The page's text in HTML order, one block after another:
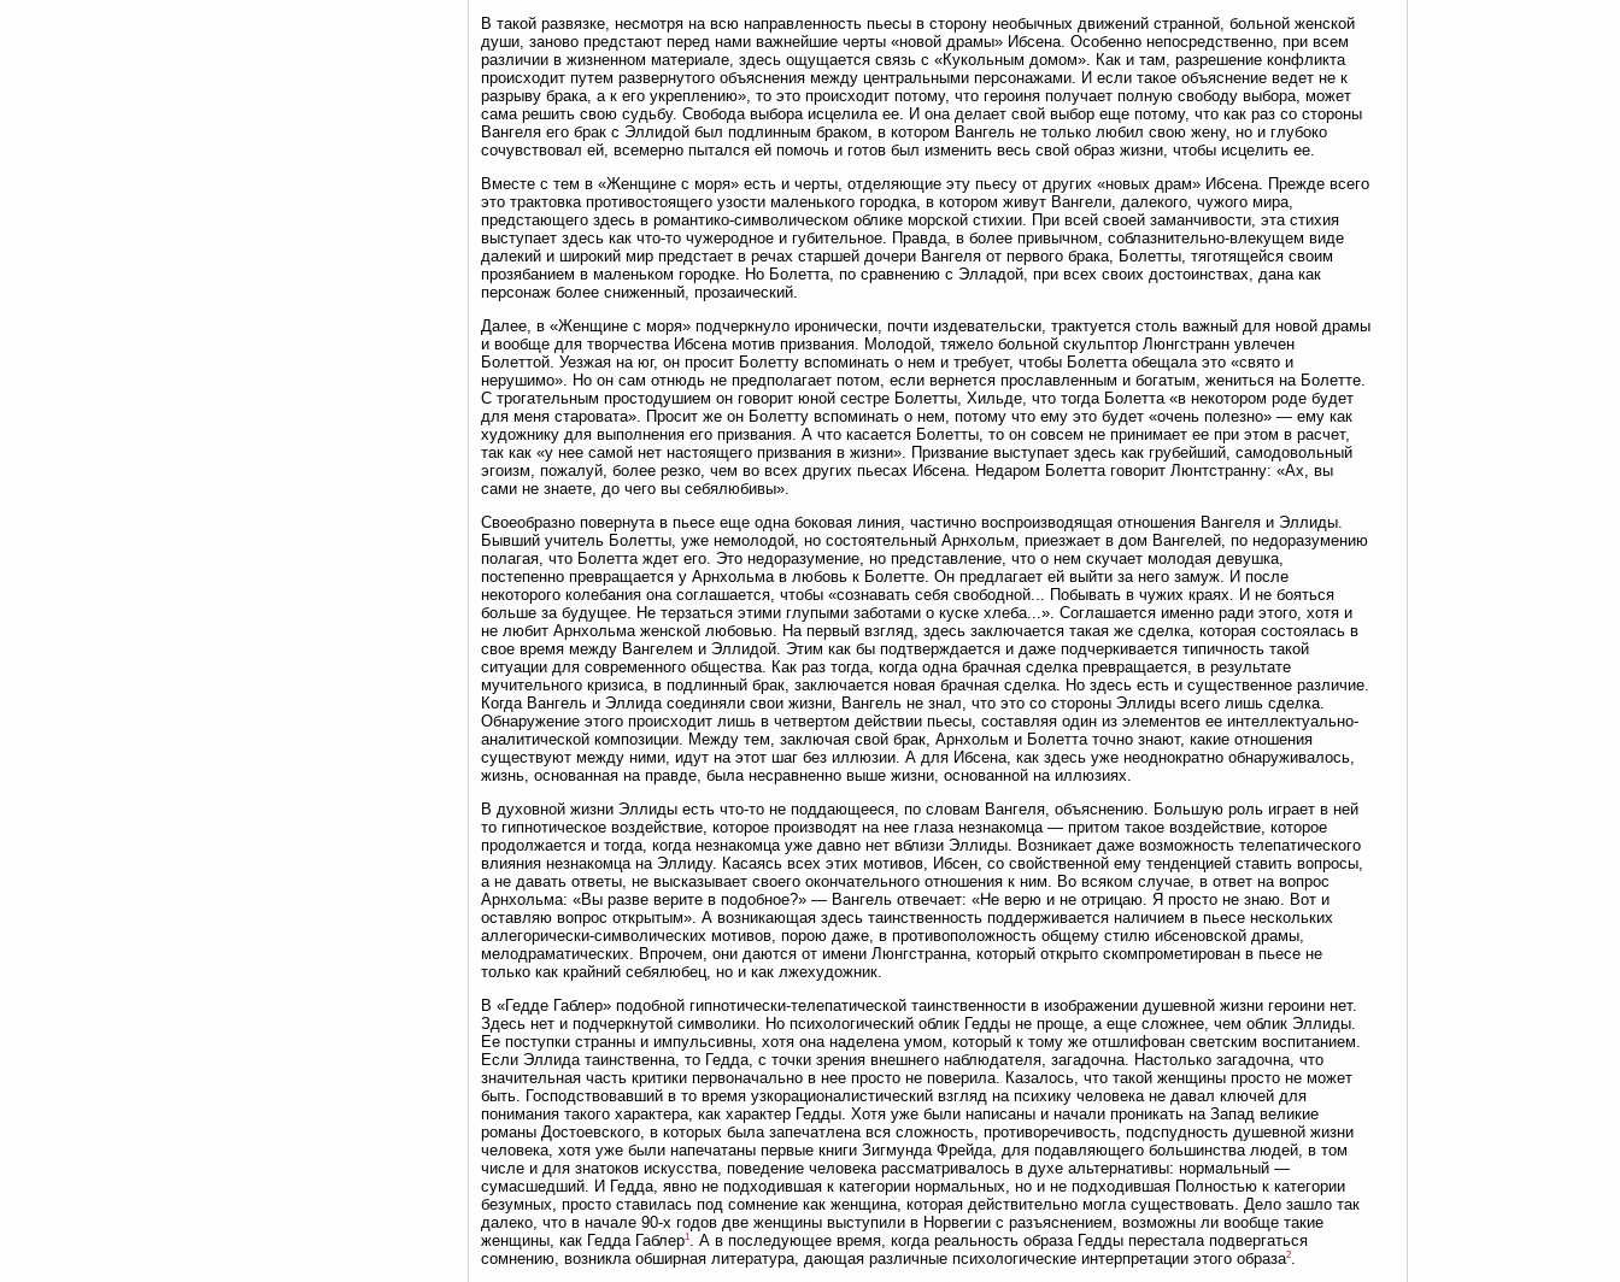
В такой развязке, несмотря на всю направленность пьесы в сторону необычных движений странной, больной женской
души, заново предстают перед нами важнейшие черты «новой драмы» Ибсена. Особенно непосредственно, при всем
различии в жизненном материале, здесь ощущается связь с «Кукольным домом». Как и там, разрешение конфликта
происходит путем развернутого объяснения между центральными персонажами. И если такое объяснение ведет не к
разрыву брака, а к его укреплению», то это происходит потому, что героиня получает полную свободу выбора, может
сама решить свою судьбу. Свобода выбора исцелила ее. И она делает свой выбор еще потому, что как раз со стороны
Вангеля его брак с Эллидой был подлинным браком, в котором Вангель не только любил свою жену, но и глубоко
сочувствовал ей, всемерно пытался ей помочь и готов был изменить весь свой образ жизни, чтобы исцелить ее.
Вместе с тем в «Женщине с моря» есть и черты, отделяющие эту пьесу от других «новых драм» Ибсена. Прежде всего
это трактовка противостоящего узости маленького городка, в котором живут Вангели, далекого, чужого мира,
предстающего здесь в романтико-символическом облике морской стихии. При всей своей заманчивости, эта стихия
выступает здесь как что-то чужеродное и губительное. Правда, в более привычном, соблазнительно-влекущем виде
далекий и широкий мир предстает в речах старшей дочери Вангеля от первого брака, Болетты, тяготящейся своим
прозябанием в маленьком городке. Но Болетта, по сравнению с Элладой, при всех своих достоинствах, дана как
персонаж более сниженный, прозаический.
Далее, в «Женщине с моря» подчеркнуло иронически, почти издевательски, трактуется столь важный для новой драмы
и вообще для творчества Ибсена мотив призвания. Молодой, тяжело больной скульптор Люнгстранн увлечен
Болеттой. Уезжая на юг, он просит Болетту вспоминать о нем и требует, чтобы Болетта обещала это «свято и
нерушимо». Но он сам отнюдь не предполагает потом, если вернется прославленным и богатым, жениться на Болетте.
С трогательным простодушием он говорит юной сестре Болетты, Хильде, что тогда Болетта «в некотором роде будет
для меня старовата». Просит же он Болетту вспоминать о нем, потому что ему это будет «очень полезно» — ему как
художнику для выполнения его призвания. А что касается Болетты, то он совсем не принимает ее при этом в расчет,
так как «у нее самой нет настоящего призвания в жизни». Призвание выступает здесь как грубейший, самодовольный
эгоизм, пожалуй, более резко, чем во всех других пьесах Ибсена. Недаром Болетта говорит Люнтстранну: «Ах, вы
сами не знаете, до чего вы себялюбивы».
Своеобразно повернута в пьесе еще одна боковая линия, частично воспроизводящая отношения Вангеля и Эллиды.
Бывший учитель Болетты, уже немолодой, но состоятельный Арнхольм, приезжает в дом Вангелей, по недоразумению
полагая, что Болетта ждет его. Это недоразумение, но представление, что о нем скучает молодая девушка,
постепенно превращается у Арнхольма в любовь к Болетте. Он предлагает ей выйти за него замуж. И после
некоторого колебания она соглашается, чтобы «сознавать себя свободной... Побывать в чужих краях. И не бояться
больше за будущее. Не терзаться этими глупыми заботами о куске хлеба...». Соглашается именно ради этого, хотя и
не любит Арнхольма женской любовью. На первый взгляд, здесь заключается такая же сделка, которая состоялась в
свое время между Вангелем и Эллидой. Этим как бы подтверждается и даже подчеркивается типичность такой
ситуации для современного общества. Как раз тогда, когда одна брачная сделка превращается, в результате
мучительного кризиса, в подлинный брак, заключается новая брачная сделка. Но здесь есть и существенное различие.
Когда Вангель и Эллида соединяли свои жизни, Вангель не знал, что это со стороны Эллиды всего лишь сделка.
Обнаружение этого происходит лишь в четвертом действии пьесы, составляя один из элементов ее интеллектуально-
аналитической композиции. Между тем, заключая свой брак, Арнхольм и Болетта точно знают, какие отношения
существуют между ними, идут на этот шаг без иллюзии. А для Ибсена, как здесь уже неоднократно обнаруживалось,
жизнь, основанная на правде, была несравненно выше жизни, основанной на иллюзиях.
В духовной жизни Эллиды есть что-то не поддающееся, по словам Вангеля, объяснению. Большую роль играет в ней
то гипнотическое воздействие, которое производят на нее глаза незнакомца — притом такое воздействие, которое
продолжается и тогда, когда незнакомца уже давно нет вблизи Эллиды. Возникает даже возможность телепатического
влияния незнакомца на Эллиду. Касаясь всех этих мотивов, Ибсен, со свойственной ему тенденцией ставить вопросы,
а не давать ответы, не высказывает своего окончательного отношения к ним. Во всяком случае, в ответ на вопрос
Арнхольма: «Вы разве верите в подобное?» — Вангель отвечает: «Не верю и не отрицаю. Я просто не знаю. Вот и
оставляю вопрос открытым». А возникающая здесь таинственность поддерживается наличием в пьесе нескольких
аллегорически-символических мотивов, порою даже, в противоположность общему стилю ибсеновской драмы,
мелодраматических. Впрочем, они даются от имени Люнгстранна, который открыто скомпрометирован в пьесе не
только как крайний себялюбец, но и как лжехудожник.
В «Гедде Габлер» подобной гипнотически-телепатической таинственности в изображении душевной жизни героини нет.
Здесь нет и подчеркнутой символики. Но психологический облик Гедды не проще, а еще сложнее, чем облик Эллиды.
Ее поступки странны и импульсивны, хотя она наделена умом, который к тому же отшлифован светским воспитанием.
Если Эллида таинственна, то Гедда, с точки зрения внешнего наблюдателя, загадочна. Настолько загадочна, что
значительная часть критики первоначально в нее просто не поверила. Казалось, что такой женщины просто не может
быть. Господствовавший в то время узкорационалистический взгляд на психику человека не давал ключей для
понимания такого характера, как характер Гедды. Хотя уже были написаны и начали проникать на Запад великие
романы Достоевского, в которых была запечатлена вся сложность, противоречивость, подспудность душевной жизни
человека, хотя уже были напечатаны первые книги Зигмунда Фрейда, для подавляющего большинства людей, в том
числе и для знатоков искусства, поведение человека рассматривалось в духе альтернативы: нормальный —
сумасшедший. И Гедда, явно не подходившая к категории нормальных, но и не подходившая Полностью к категории
безумных, просто ставилась под сомнение как женщина, которая действительно могла существовать. Дело зашло так
далеко, что в начале 90-х годов две женщины выступили в Норвегии с разъяснением, возможны ли вообще такие
женщины, как Гедда Габлер1. А в последующее время, когда реальность образа Гедды перестала подвергаться
сомнению, возникла обширная литература, дающая различные психологические интерпретации этого образа2.